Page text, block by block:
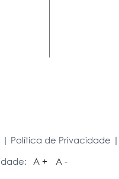
| Política de Privacidade |
A + A -